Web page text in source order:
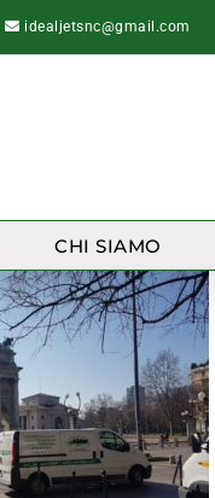
idealjetsnc@gmail.com
CHI SIAMO